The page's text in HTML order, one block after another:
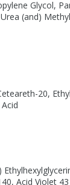
Glycol,
(and)
20,
Acid Violet 43